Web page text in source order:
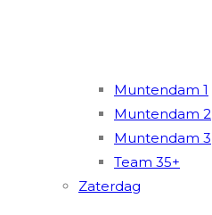
Muntendam 1
Muntendam 2
Muntendam 3
Team 35+
Zaterdag